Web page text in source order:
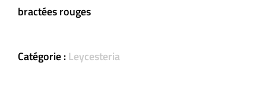
bractées rouges
Catégorie :Leycesteria